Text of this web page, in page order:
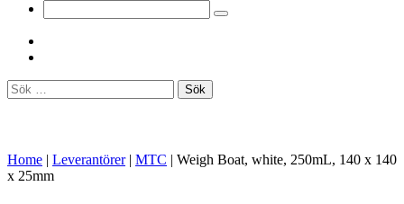
Sök
efter:
Home | Leverantörer | MTC | Weigh Boat, white, 250mL, 140 x 140
x 25mm